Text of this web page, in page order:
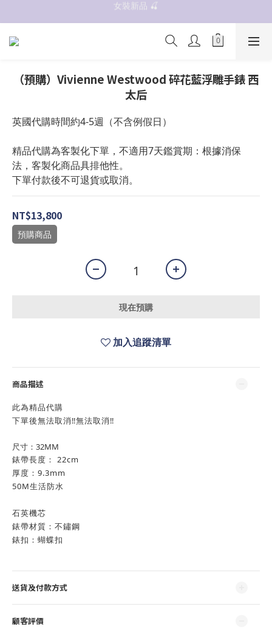
抗UV 50+防曬外套 $299🧊🧊
女裝新品 🍒
✨OWALA多款任選✨  點我看全部
抗UV 50+防曬外套 $299🧊🧊
（預購）Vivienne Westwood 碎花藍浮雕手錶 西
太后
英國代購時間約4-5週（不含例假日）
精品代購為客製化下單，不適用7天鑑賞期：根據消保
法，客製化商品具排他性。
下單付款後不可退貨或取消。
NT$13,800
預購商品
現在預購
加入追蹤清單
商品描述
此為精品代購
下單後無法取消‼️無法取消‼️
尺寸：32MM
錶帶長度： 22cm
厚度：9.3mm
50M生活防水
石英機芯
錶帶材質：不鏽鋼
錶扣：蝴蝶扣
送貨及付款方式
顧客評價